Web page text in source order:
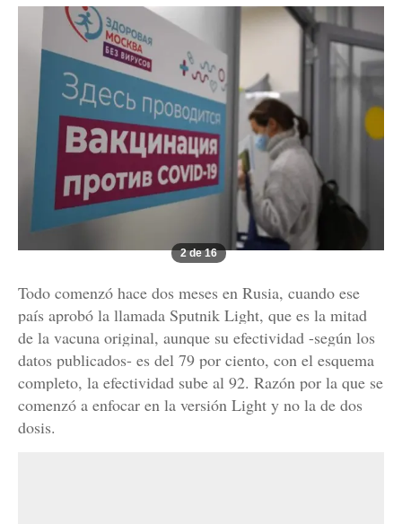
2 de 16
Todo comenzó hace dos meses en Rusia, cuando ese
país aprobó la llamada Sputnik Light, que es la mitad
de la vacuna original, aunque su efectividad -según los
datos publicados- es del 79 por ciento, con el esquema
completo, la efectividad sube al 92. Razón por la que se
comenzó a enfocar en la versión Light y no la de dos
dosis.